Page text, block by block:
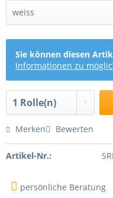
Sie können diesen
Informationen zu
Merken Bewerten
Artikel-Nr.:
persönliche Beratung